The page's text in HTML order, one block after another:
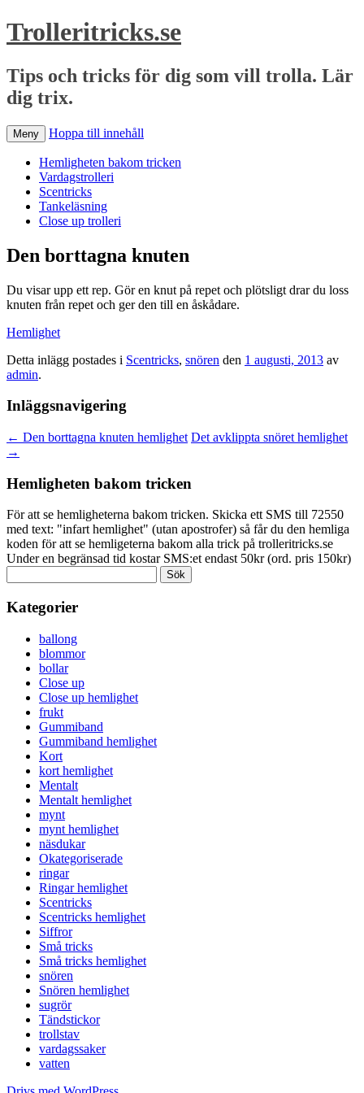
Trolleritricks.se
Tips och tricks för dig som vill trolla. Lär
dig trix.
Meny Hoppa till innehåll
Hemligheten bakom tricken
Vardagstrolleri
Scentricks
Tankeläsning
Close up trolleri
Den borttagna knuten
Du visar upp ett rep. Gör en knut på repet och plötsligt drar du loss
knuten från repet och ger den till en åskådare.
Hemlighet
Detta inlägg postades i Scentricks, snören den 1 augusti, 2013 av
admin.
Inläggsnavigering
← Den borttagna knuten hemlighet Det avklippta snöret hemlighet
→
Hemligheten bakom tricken
För att se hemligheterna bakom tricken. Skicka ett SMS till 72550
med text: "infart hemlighet" (utan apostrofer) så får du den hemliga
koden för att se hemligeterna bakom alla trick på trolleritricks.se
Under en begränsad tid kostar SMS:et endast 50kr (ord. pris 150kr)
efter:
Kategorier
ballong
blommor
bollar
Close up
Close up hemlighet
frukt
Gummiband
Gummiband hemlighet
Kort
kort hemlighet
Mentalt
Mentalt hemlighet
mynt
mynt hemlighet
näsdukar
Okategoriserade
ringar
Ringar hemlighet
Scentricks
Scentricks hemlighet
Siffror
Små tricks
Små tricks hemlighet
snören
Snören hemlighet
sugrör
Tändstickor
trollstav
vardagssaker
vatten